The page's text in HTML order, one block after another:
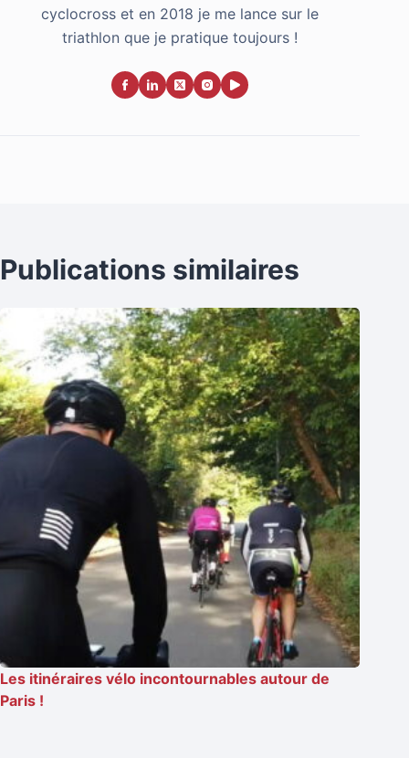
cyclocross et en 2018 je me lance sur le
triathlon que je pratique toujours !
Publications similaires
Les itinéraires vélo incontournables autour de
Paris !